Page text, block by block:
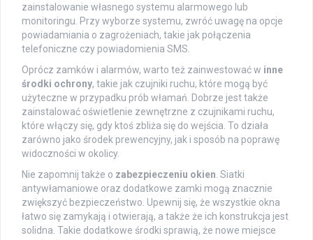
zainstalowanie własnego systemu alarmowego lub
monitoringu. Przy wyborze systemu, zwróć uwagę na opcje
powiadamiania o zagrożeniach, takie jak połączenia
telefoniczne czy powiadomienia SMS.
Oprócz zamków i alarmów, warto też zainwestować w inne
środki ochrony, takie jak czujniki ruchu, które mogą być
użyteczne w przypadku prób włamań. Dobrze jest także
zainstalować oświetlenie zewnętrzne z czujnikami ruchu,
które włączy się, gdy ktoś zbliża się do wejścia. To działa
zarówno jako środek prewencyjny, jak i sposób na poprawę
widoczności w okolicy.
Nie zapomnij także o zabezpieczeniu okien . Siatki
antywłamaniowe oraz dodatkowe zamki mogą znacznie
zwiększyć bezpieczeństwo. Upewnij się, że wszystkie okna
łatwo się zamykają i otwierają, a także że ich konstrukcja jest
solidna. Takie dodatkowe środki sprawią, że nowe miejsce